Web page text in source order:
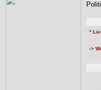
*
->